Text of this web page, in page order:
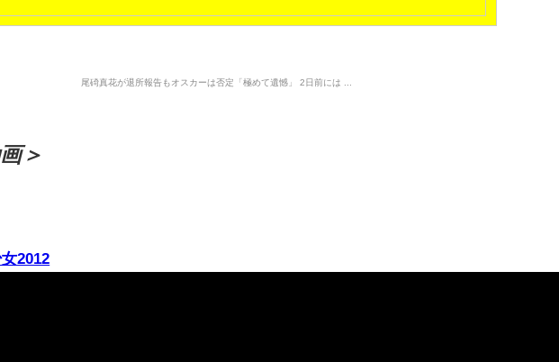
＞
2012